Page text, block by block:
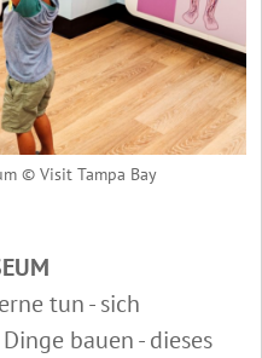
© Visit Tampa Bay
tun - sich
bauen - dieses